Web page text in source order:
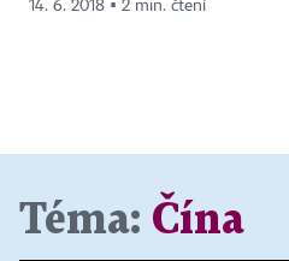
14. 6. 2018 ▪ 2 min. čtení
Téma: Čína